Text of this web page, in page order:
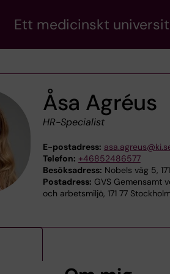
Ett medicinskt
Åsa Agréus
HR-Specialist
E-postadress:
Telefon: +46852486577
Besöksadress: Nobels väg 5,
Postadress: GVS Gemensamt
och arbetsmiljö, 171 77